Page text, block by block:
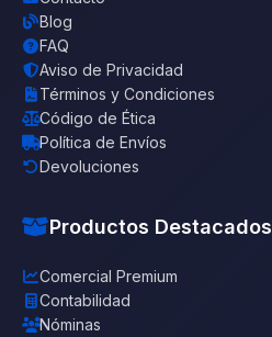
Blog
FAQ
Aviso de Privacidad
Términos y Condiciones
Código de Ética
Política de Envíos
Devoluciones
Productos Destacados
Comercial Premium
Contabilidad
Nóminas